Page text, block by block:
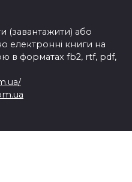
(завантажити) або
електронні книги на
в форматах fb2, rtf, pdf,